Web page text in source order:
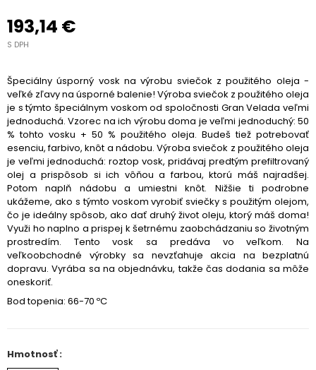
193,14 €
S DPH
Špeciálny úsporný vosk na výrobu sviečok z použitého oleja -
veľké zľavy na úsporné balenie! Výroba sviečok z použitého oleja
je s týmto špeciálnym voskom od spoločnosti Gran Velada veľmi
jednoduchá. Vzorec na ich výrobu doma je veľmi jednoduchý: 50
% tohto vosku + 50 % použitého oleja. Budeš tiež potrebovať
esenciu, farbivo, knôt a nádobu. Výroba sviečok z použitého oleja
je veľmi jednoduchá: roztop vosk, pridávaj predtým prefiltrovaný
olej a prispôsob si ich vôňou a farbou, ktorú máš najradšej.
Potom naplň nádobu a umiestni knôt. Nižšie ti podrobne
ukážeme, ako s týmto voskom vyrobiť sviečky s použitým olejom,
čo je ideálny spôsob, ako dať druhý život oleju, ktorý máš doma!
Využi ho naplno a prispej k šetrnému zaobchádzaniu so životným
prostredím. Tento vosk sa predáva vo veľkom. Na
veľkoobchodné výrobky sa nevzťahuje akcia na bezplatnú
dopravu. Vyrába sa na objednávku, takže čas dodania sa môže
oneskoriť.
Bod topenia: 66-70 ºC
Hmotnosť :